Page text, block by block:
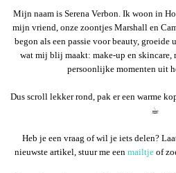
Mijn naam is Serena Verbon. Ik woon in
mijn vriend, onze zoontjes Marshall en
begon als een passie voor beauty,
wat mij blij maakt: make-up en skincare,
persoonlijke momenten uit
Dus scroll lekker rond, pak er een warme
☕︎
Heb je een vraag of wil je iets delen?
nieuwste artikel, stuur me een mailtje of